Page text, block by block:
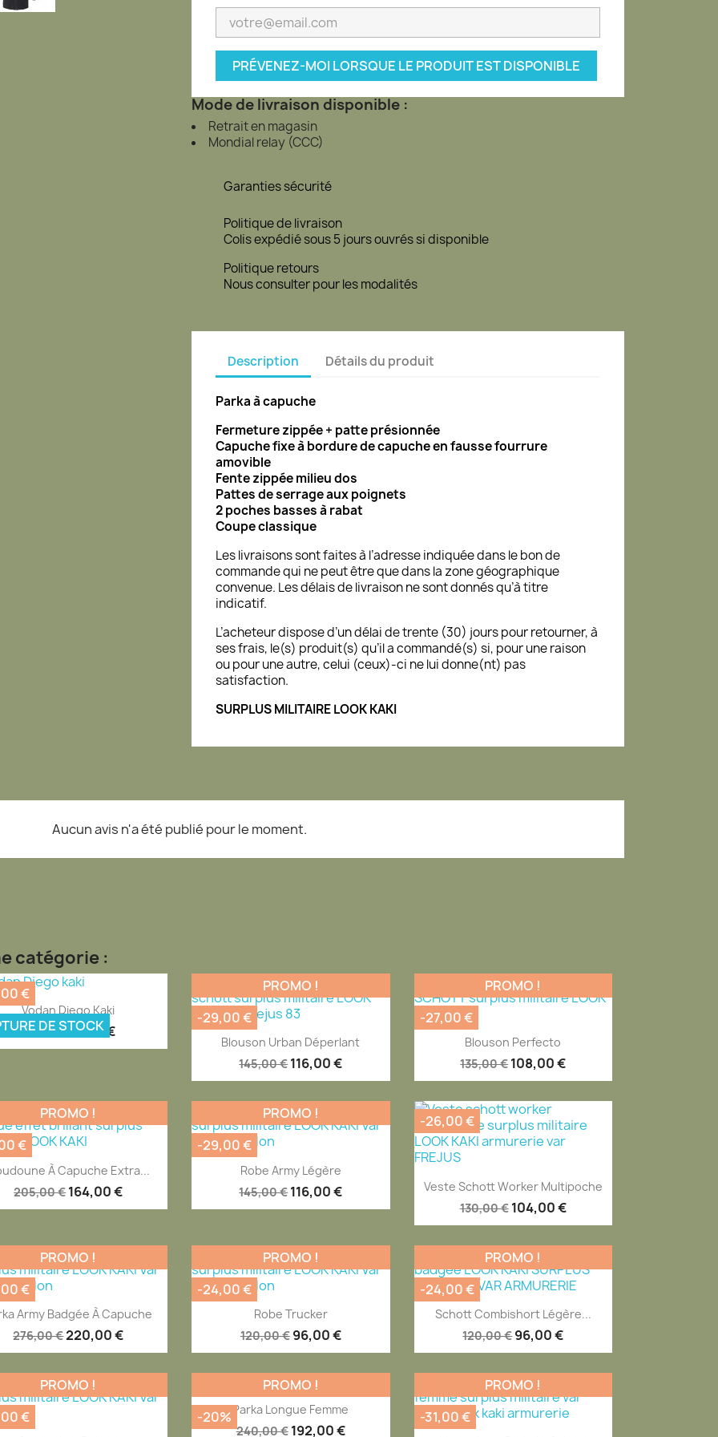
PRÉVENEZ-MOI LORSQUE LE PRODUIT EST DISPONIBLE
Mode de livraison disponible :
Retrait en magasin
Mondial relay (CCC)
Garanties sécurité
Politique de livraison
Colis expédié sous 5 jours ouvrés si disponible
Politique retours
Nous consulter pour les modalités
Description Détails du produit
Parka à capuche
Fermeture zippée + patte présionnée
Capuche fixe à bordure de capuche en fausse fourrure
amovible
Fente zippée milieu dos
Pattes de serrage aux poignets
2 poches basses à rabat
Coupe classique
Les livraisons sont faites à l’adresse indiquée dans le bon de
commande qui ne peut être que dans la zone géographique
convenue. Les délais de livraison ne sont donnés qu’à titre
indicatif.
L’acheteur dispose d’un délai de trente (30) jours pour retourner, à
ses frais, le(s) produit(s) qu’il a commandé(s) si, pour une raison
ou pour une autre, celui (ceux)-ci ne lui donne(nt) pas
satisfaction.
SURPLUS MILITAIRE LOOK KAKI
Aucun avis n'a été publié pour le moment.
catégorie :
Aperçu rapide
Vodan Diego Kaki
119,95 € 96,95 €
€
DE STOCK
Aperçu rapide
Blouson Urban Déperlant
145,00 €116,00 €
PROMO !
-29,00 €
Aperçu rapide
Blouson Perfecto
135,00 €108,00 €
PROMO !
-27,00 €
Aperçu rapide
À Capuche Extra...
205,00 €164,00 €
PROMO !
€
Aperçu rapide
Robe Army Légère
145,00 €116,00 €
PROMO !
-29,00 €
Aperçu rapide
Veste Schott Worker Multipoche
130,00 € 104,00 €
-26,00 €
Aperçu rapide
Army Badgée À Capuche
276,00 €220,00 €
PROMO !
€
Aperçu rapide
Robe Trucker
120,00 € 96,00 €
PROMO !
-24,00 €
Aperçu rapide
Schott Combishort Légère...
120,00 €96,00 €
PROMO !
-24,00 €
PROMO !
€
Aperçu rapide
Parka Longue Femme
240,00 € 192,00 €
PROMO !
-20%
PROMO !
-31,00 €